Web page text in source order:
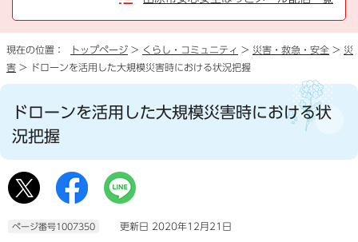
現在の位置： トップページ > くらし・コミュニティ > 災害・救急・安全 > 災
害 > ドローンを活用した大規模災害時における状況把握
ドローンを活用した大規模災害時における状
況把握
ページ番号1007350 更新日 2020年12月21日